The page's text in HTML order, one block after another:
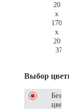
20
x
170
x
20
Выбор
Без